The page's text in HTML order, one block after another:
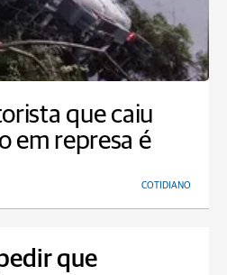
que caiu
em represa é
COTIDIANO
que